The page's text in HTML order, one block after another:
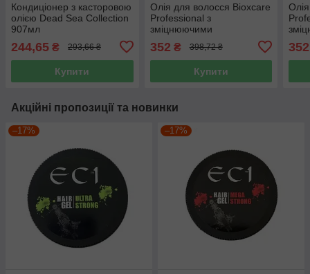
Кондиціонер з касторовою
олією Dead Sea Collection
907мл
244,65 ₴ 293,66 ₴
Купити
Олія для волосся Bioxcare
Professional з
зміцнюючими
352 ₴ 398,72 ₴
Купити
352
Акційні пропозиції та новинки
–17% –17%